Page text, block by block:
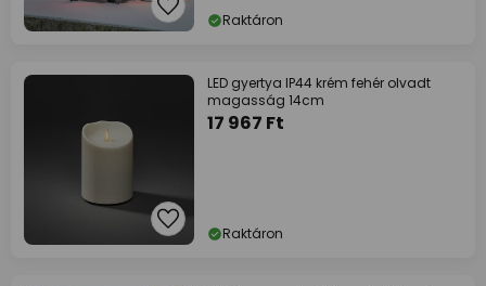
Raktáron
LED gyertya IP44 krém fehér olvadt
magasság 14cm
17 967 Ft
Raktáron